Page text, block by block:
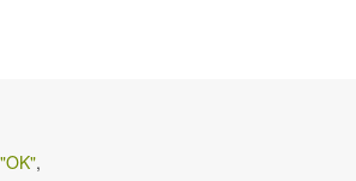
"OK",